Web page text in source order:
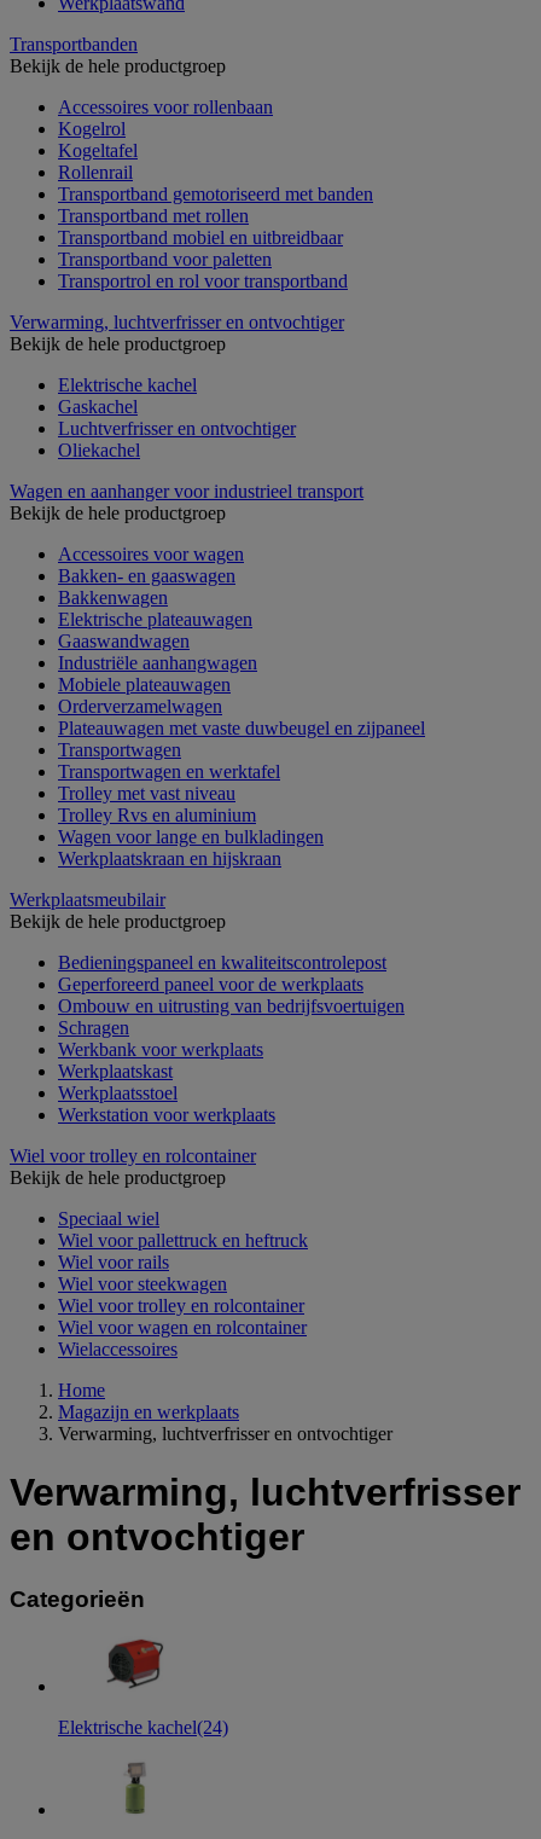
Transportbanden
Bekijk de hele productgroep
Accessoires voor rollenbaan
Kogelrol
Kogeltafel
Rollenrail
Transportband gemotoriseerd met banden
Transportband met rollen
Transportband mobiel en uitbreidbaar
Transportband voor paletten
Transportrol en rol voor transportband
Verwarming, luchtverfrisser en ontvochtiger
Bekijk de hele productgroep
Elektrische kachel
Gaskachel
Luchtverfrisser en ontvochtiger
Oliekachel
Wagen en aanhanger voor industrieel transport
Bekijk de hele productgroep
Accessoires voor wagen
Bakken- en gaaswagen
Bakkenwagen
Elektrische plateauwagen
Gaaswandwagen
Industriële aanhangwagen
Mobiele plateauwagen
Orderverzamelwagen
Plateauwagen met vaste duwbeugel en zijpaneel
Transportwagen
Transportwagen en werktafel
Trolley met vast niveau
Trolley Rvs en aluminium
Wagen voor lange en bulkladingen
Werkplaatskraan en hijskraan
Werkplaatsmeubilair
Bekijk de hele productgroep
Bedieningspaneel en kwaliteitscontrolepost
Geperforeerd paneel voor de werkplaats
Ombouw en uitrusting van bedrijfsvoertuigen
Schragen
Werkbank voor werkplaats
Werkplaatskast
Werkplaatsstoel
Werkstation voor werkplaats
Wiel voor trolley en rolcontainer
Bekijk de hele productgroep
Speciaal wiel
Wiel voor pallettruck en heftruck
Wiel voor rails
Wiel voor steekwagen
Wiel voor trolley en rolcontainer
Wiel voor wagen en rolcontainer
Wielaccessoires
Home
Magazijn en werkplaats
Verwarming, luchtverfrisser en ontvochtiger
Verwarming, luchtverfrisser
en ontvochtiger
Categorieën
Elektrische kachel(24)